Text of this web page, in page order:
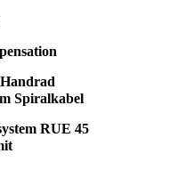
Spiralkabel
RUE 45